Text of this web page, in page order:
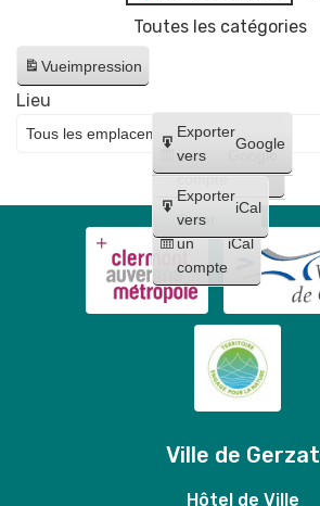
Toutes les catégories
Vueimpression
Créer
un
compte
Google
Créer
un
compte
iCal
Exporter
vers
Google
Exporter
vers
iCal
Lieu
Ville de Gerzat
Hôtel de Ville